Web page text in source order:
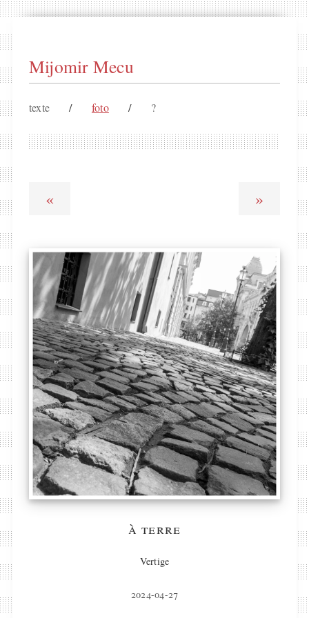
Mijomir Mecu
texte / foto / ?
« »
à terre
Vertige
2024-04-27